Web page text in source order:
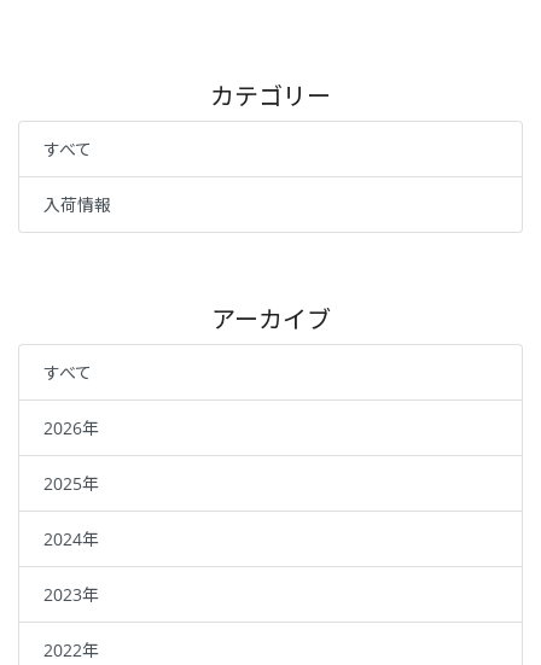
カテゴリー
すべて
入荷情報
アーカイブ
すべて
2026年
2025年
2024年
2023年
2022年